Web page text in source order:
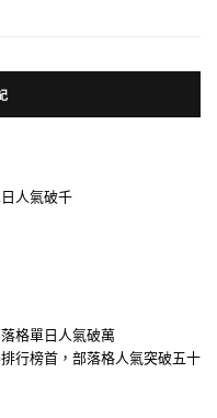
人氣破千
格單日人氣破萬
行榜首，部落格人氣突破五十